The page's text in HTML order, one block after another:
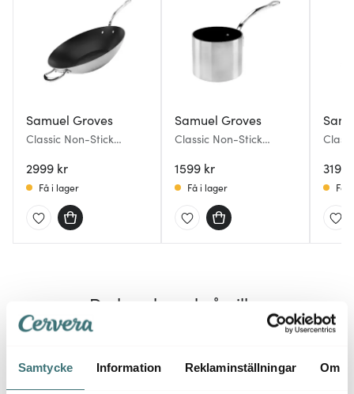
Samtycke Information Reklaminställningar Om
Samuel Groves
Classic Non-Stick
2999 kr
Få i lager
Samuel Groves
Classic Non-Stick
L1599 kr
Få i lager
lock
3199
Få
Du kanske också gillar